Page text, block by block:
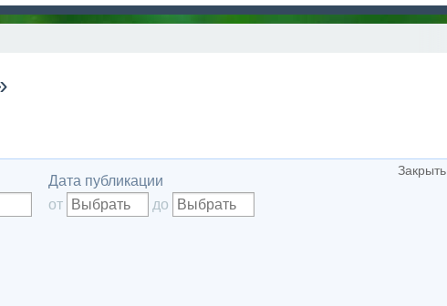
Закрыть
Дата публикации
от
до